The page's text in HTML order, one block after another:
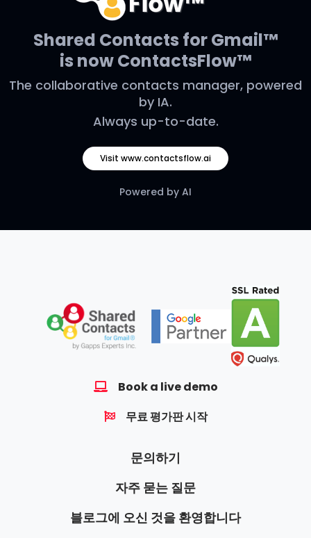
Shared Contacts for Gmail™
is now ContactsFlow™
The collaborative contacts manager, powered
by IA.
Always up-to-date.
Visit www.contactsflow.ai
Powered by AI
Book a live demo
무료 평가판 시작
문의하기
자주 묻는 질문
블로그에 오신 것을 환영합니다